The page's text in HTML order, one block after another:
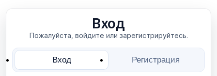
Вход
Пожалуйста, войдите или зарегистрируйтесь.
Вход Регистрация